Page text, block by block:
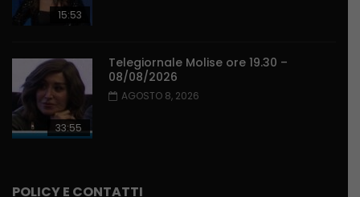
15:53
33:55
Telegiornale Molise ore 19.30 –
08/08/2026
AGOSTO 8, 2026
POLICY E CONTATTI